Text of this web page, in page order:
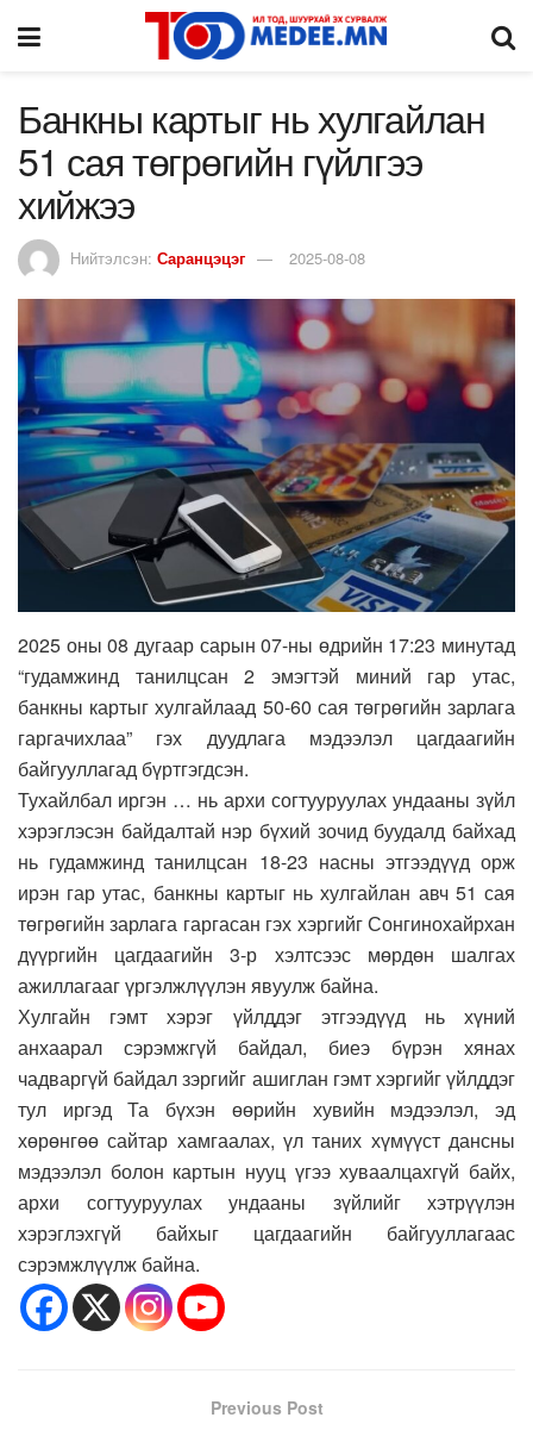
Банкны картыг нь хулгайлан
51 сая төгрөгийн гүйлгээ
хийжээ
Нийтэлсэн: Саранцэцэг 2025-08-08
2025 оны 08 дугаар сарын 07-ны өдрийн 17:23 минутад
“гудамжинд танилцсан 2 эмэгтэй миний гар утас,
банкны картыг хулгайлаад 50-60 сая төгрөгийн зарлага
гаргачихлаа” гэх дуудлага мэдээлэл цагдаагийн
байгууллагад бүртгэгдсэн.
Тухайлбал иргэн … нь архи согтууруулах ундааны зүйл
хэрэглэсэн байдалтай нэр бүхий зочид буудалд байхад
нь гудамжинд танилцсан 18-23 насны этгээдүүд орж
ирэн гар утас, банкны картыг нь хулгайлан авч 51 сая
төгрөгийн зарлага гаргасан гэх хэргийг Сонгинохайрхан
дүүргийн цагдаагийн 3-р хэлтсээс мөрдөн шалгах
ажиллагааг үргэлжлүүлэн явуулж байна.
Хулгайн гэмт хэрэг үйлддэг этгээдүүд нь хүний
анхаарал сэрэмжгүй байдал, биеэ бүрэн хянах
чадваргүй байдал зэргийг ашиглан гэмт хэргийг үйлддэг
тул иргэд Та бүхэн өөрийн хувийн мэдээлэл, эд
хөрөнгөө сайтар хамгаалах, үл таних хүмүүст дансны
мэдээлэл болон картын нууц үгээ хуваалцахгүй байх,
архи согтууруулах ундааны зүйлийг хэтрүүлэн
хэрэглэхгүй байхыг цагдаагийн байгууллагаас
сэрэмжлүүлж байна.
Previous Post